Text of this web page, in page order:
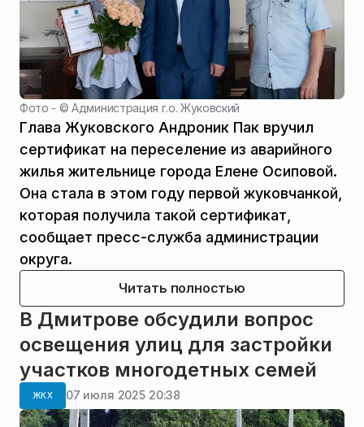
Фото - ©Администрация г.о. Жуковский
Глава Жуковского Андроник Пак вручил
сертификат на переселение из аварийного
жилья жительнице города Елене Осиповой.
Она стала в этом году первой жуковчанкой,
которая получила такой сертификат,
сообщает пресс-служба администрации
округа.
Читать полностью
В Дмитрове обсудили вопрос
освещения улиц для застройки
участков многодетных семей
ЖКХ 07 июля 2025 20:38